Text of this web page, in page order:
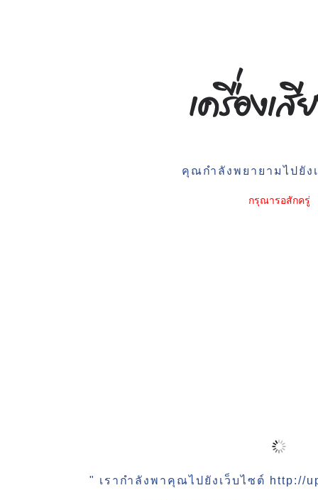
คุณกำลังพยายามไปยัง
กรุณารอสักครู่
" เรากำลังพาคุณไปยังเว็บไซต์ http://